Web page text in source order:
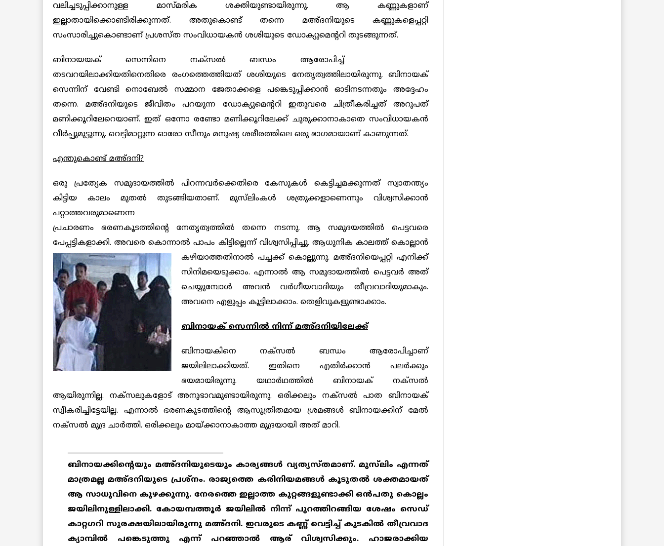
വലിച്ചടുപ്പിക്കാനുള്ള മാസ്മരിക ശക്തിയുണ്ടായിരുന്നു. ആ കണ്ണുകളാണ്
ഇല്ലാതായിക്കൊണ്ടിരിക്കുന്നത്. അതുകൊണ്ട് തന്നെ മഅ്ദനിയുടെ കണ്ണുകളെപ്പറ്റി
സംസാരിച്ചുകൊണ്ടാണ് പ്രശസ്ത സംവിധായകന്‍ ശശിയുടെ ഡോക്യുമെന്ററി തുടങ്ങുന്നത്.
ബിനായയക് സെന്നിനെ നക്‌സല്‍ ബന്ധം ആരോപിച്ച്
തടവറയിലാക്കിയതിനെതിരെ രംഗത്തെത്തിയത് ശശിയുടെ നേതൃത്വത്തിലായിരുന്നു. ബിനായക്
സെന്നിന് വേണ്ടി നൊബേല്‍ സമ്മാന ജേതാക്കളെ പങ്കെടുപ്പിക്കാന്‍ ഓടിനടന്നതും അദ്ദേഹം
തന്നെ. മഅ്ദനിയുടെ ജീവിതം പറയുന്ന ഡോക്യുമെന്ററി ഇതുവരെ ചിത്രീകരിച്ചത് അറുപത്
മണിക്കൂറിലേറെയാണ്. ഇത് ഒന്നോ രണ്ടോ മണിക്കൂറിലേക്ക് ചുരുക്കാനാകാതെ സംവിധായകന്‍
വീര്‍പ്പുമുട്ടുന്നു. വെട്ടിമാറ്റുന്ന ഓരോ സീനും മനുഷ്യ ശരീരത്തിലെ ഒരു ഭാഗമായാണ് കാണുന്നത്.
എന്തുകൊണ്ട് മഅ്ദനി?
ഒരു പ്രത്യേക സമുദായത്തില്‍ പിറന്നവര്‍ക്കെതിരെ കേസുകള്‍ കെട്ടിച്ചമക്കുന്നത് സ്വാതന്ത്യം
കിട്ടിയ കാലം മുതല്‍ തുടങ്ങിയതാണ്. മുസ്‌ലിംകള്‍ ശത്രുക്കളാണെന്നും വിശ്വസിക്കാന്‍
പറ്റാത്തവരുമാണെന്ന
പ്രചാരണം ഭരണകൂടത്തിന്റെ നേതൃത്വത്തില്‍ തന്നെ നടന്നു. ആ സമുദയത്തില്‍ പെട്ടവരെ
പേപ്പട്ടികളാക്കി. അവരെ കൊന്നാല്‍ പാപം കിട്ടില്ലെന്ന് വിശ്വസിപ്പിച്ചു. ആധുനിക കാലത്ത് കൊല്ലാന്‍
കഴിയാത്തതിനാല്‍ പച്ചക്ക് കൊല്ലുന്നു. മഅ്ദനിയെപ്പറ്റി എനിക്ക്
സിനിമയെടുക്കാം. എന്നാല്‍ ആ സമുദായത്തില്‍ പെട്ടവര്‍ അത്
ചെയ്യുമ്പോള്‍ അവന്‍ വര്‍ഗീയവാദിയും തീവ്രവാദിയുമാകും.
അവനെ എളുപ്പം കൂട്ടിലാക്കാം. തെളിവുകളുണ്ടാക്കാം.
ബിനായക് സെന്നില്‍ നിന്ന് മഅ്ദനിയിലേക്ക്
ബിനായകിനെ നക്‌സല്‍ ബന്ധം ആരോപിച്ചാണ്
ജയിലിലാക്കിയത്. ഇതിനെ എതിര്‍ക്കാന്‍ പലര്‍ക്കും
ഭയമായിരുന്നു. യഥാര്‍ഥത്തില്‍ ബിനായക് നക്‌സല്‍
ആയിരുന്നില്ല. നക്‌സലുകളോട് അനുഭാവമുണ്ടായിരുന്നു. ഒരിക്കലും നക്‌സല്‍ പാത ബിനായക്
സ്വീകരിച്ചിട്ടേയില്ല. എന്നാല്‍ ഭരണകൂടത്തിന്റെ ആസൂത്രിതമായ ശ്രമങ്ങള്‍ ബിനായക്കിന് മേല്‍
നക്‌സല്‍ മുദ്ര ചാര്‍ത്തി. ഒരിക്കലും മായ്ക്കാനാകാത്ത മുദ്രയായി അത് മാറി.
ബിനായക്കിന്റെയും മഅ്ദനിയുടെയും കാര്യങ്ങള്‍ വ്യത്യസ്തമാണ്. മുസ്‌ലിം എന്നത്
മാത്രമല്ല മഅ്ദനിയുടെ പ്രശ്‌നം. രാജ്യത്തെ കരിനിയമങ്ങള്‍ കൂടുതല്‍ ശക്തമായത്
ആ സാധുവിനെ കുഴക്കുന്നു. നേരത്തെ ഇല്ലാത്ത കുറ്റങ്ങളുണ്ടാക്കി ഒന്‍പതു കൊല്ലം
ജയിലിനുള്ളിലാക്കി. കോയമ്പത്തൂര്‍ ജയിലില്‍ നിന്ന് പുറത്തിറങ്ങിയ ശേഷം സെഡ്
കാറ്റഗറി സുരക്ഷയിലായിരുന്നു മഅ്ദനി. ഇവരുടെ കണ്ണ് വെട്ടിച്ച് കുടകില്‍ തീവ്രവാദ
ക്യാമ്പില്‍ പങ്കെടുത്തു എന്ന് പറഞ്ഞാല്‍ ആര് വിശ്വസിക്കും. ഹാജരാക്കിയ